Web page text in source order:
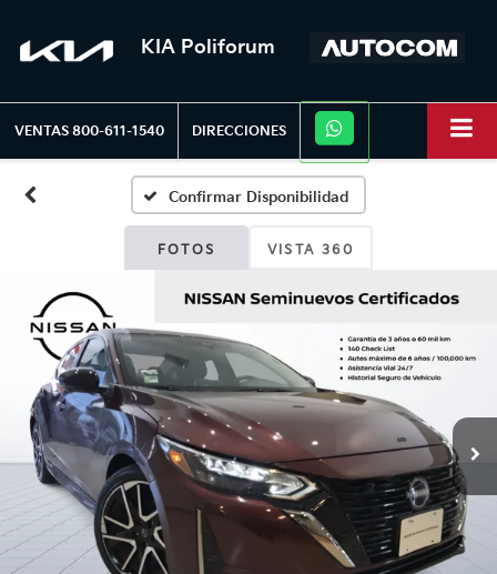
KIA Poliforum
VENTAS 800-611-1540 DIRECCIONES
Confirmar Disponibilidad
FOTOS VISTA 360